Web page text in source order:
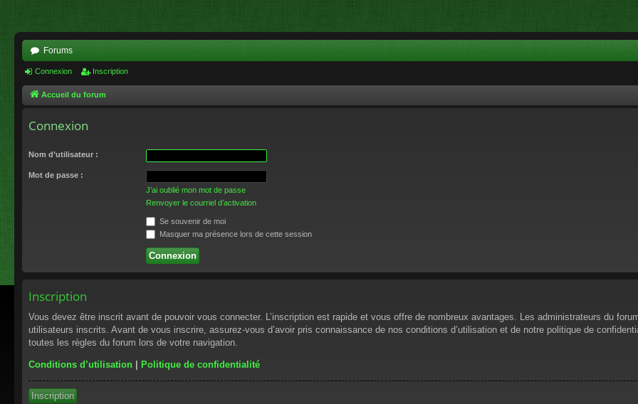
Forums
Connexion Inscription
Accueil du forum
Connexion
Nom d’utilisateur :
Mot de passe :
J’ai oublié mon mot de passe
Renvoyer le courriel d’activation
Se souvenir de moi
Masquer ma présence lors de cette session
Inscription
Vous devez être inscrit avant de pouvoir vous connecter. L’inscription est rapide et vous offre de nombreux avantages. Les administrateurs du
utilisateurs inscrits. Avant de vous inscrire, assurez-vous d’avoir pris connaissance de nos conditions d’utilisation et de notre politique de
toutes les règles du forum lors de votre navigation.
Conditions d’utilisation | Politique de confidentialité
Inscription